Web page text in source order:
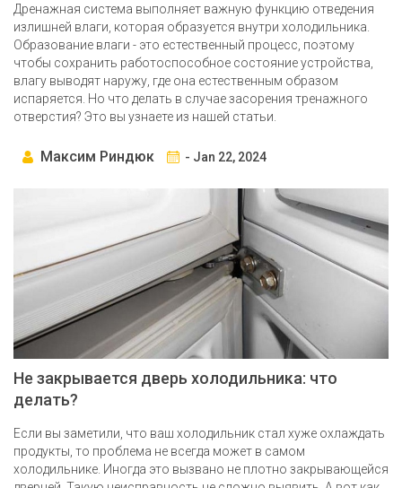
Дренажная система выполняет важную функцию отведения
излишней влаги, которая образуется внутри холодильника.
Образование влаги - это естественный процесс, поэтому
чтобы сохранить работоспособное состояние устройства,
влагу выводят наружу, где она естественным образом
испаряется. Но что делать в случае засорения тренажного
отверстия? Это вы узнаете из нашей статьи.
Максим Риндюк - Jan 22, 2024
Не закрывается дверь холодильника: что
делать?
Если вы заметили, что ваш холодильник стал хуже охлаждать
продукты, то проблема не всегда может в самом
холодильнике. Иногда это вызвано не плотно закрывающейся